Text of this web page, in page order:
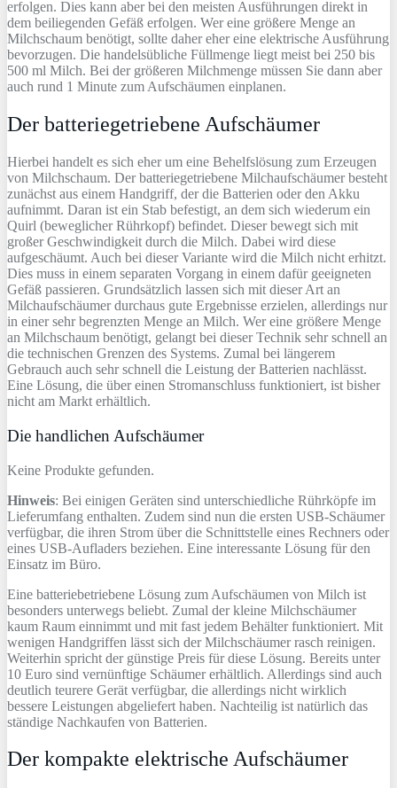
erfolgen. Dies kann aber bei den meisten Ausführungen direkt in
dem beiliegenden Gefäß erfolgen. Wer eine größere Menge an
Milchschaum benötigt, sollte daher eher eine elektrische Ausführung
bevorzugen. Die handelsübliche Füllmenge liegt meist bei 250 bis
500 ml Milch. Bei der größeren Milchmenge müssen Sie dann aber
auch rund 1 Minute zum Aufschäumen einplanen.
Der batteriegetriebene Aufschäumer
Hierbei handelt es sich eher um eine Behelfslösung zum Erzeugen
von Milchschaum. Der batteriegetriebene Milchaufschäumer besteht
zunächst aus einem Handgriff, der die Batterien oder den Akku
aufnimmt. Daran ist ein Stab befestigt, an dem sich wiederum ein
Quirl (beweglicher Rührkopf) befindet. Dieser bewegt sich mit
großer Geschwindigkeit durch die Milch. Dabei wird diese
aufgeschäumt. Auch bei dieser Variante wird die Milch nicht erhitzt.
Dies muss in einem separaten Vorgang in einem dafür geeigneten
Gefäß passieren. Grundsätzlich lassen sich mit dieser Art an
Milchaufschäumer durchaus gute Ergebnisse erzielen, allerdings nur
in einer sehr begrenzten Menge an Milch. Wer eine größere Menge
an Milchschaum benötigt, gelangt bei dieser Technik sehr schnell an
die technischen Grenzen des Systems. Zumal bei längerem
Gebrauch auch sehr schnell die Leistung der Batterien nachlässt.
Eine Lösung, die über einen Stromanschluss funktioniert, ist bisher
nicht am Markt erhältlich.
Die handlichen Aufschäumer
Keine Produkte gefunden.
Hinweis: Bei einigen Geräten sind unterschiedliche Rührköpfe im
Lieferumfang enthalten. Zudem sind nun die ersten USB-Schäumer
verfügbar, die ihren Strom über die Schnittstelle eines Rechners oder
eines USB-Aufladers beziehen. Eine interessante Lösung für den
Einsatz im Büro.
Eine batteriebetriebene Lösung zum Aufschäumen von Milch ist
besonders unterwegs beliebt. Zumal der kleine Milchschäumer
kaum Raum einnimmt und mit fast jedem Behälter funktioniert. Mit
wenigen Handgriffen lässt sich der Milchschäumer rasch reinigen.
Weiterhin spricht der günstige Preis für diese Lösung. Bereits unter
10 Euro sind vernünftige Schäumer erhältlich. Allerdings sind auch
deutlich teurere Gerät verfügbar, die allerdings nicht wirklich
bessere Leistungen abgeliefert haben. Nachteilig ist natürlich das
ständige Nachkaufen von Batterien.
Der kompakte elektrische Aufschäumer